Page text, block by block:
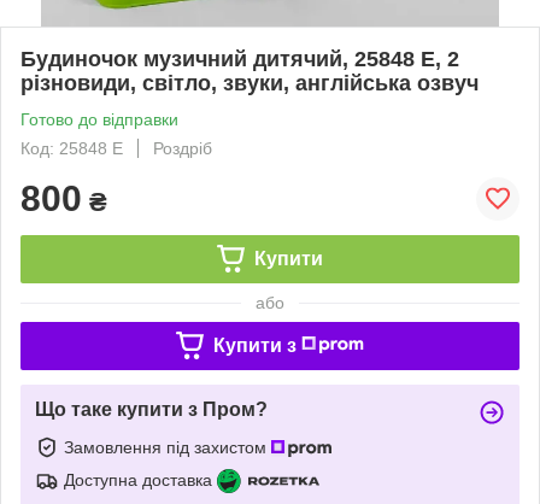
Будиночок музичний дитячий, 25848 E, 2
різновиди, світло, звуки, англійська озвуч
Готово до відправки
Код: 25848 E
Роздріб
800 ₴
Купити
або
Купити з
Що таке купити з Пром?
Замовлення під захистом
Доступна доставка